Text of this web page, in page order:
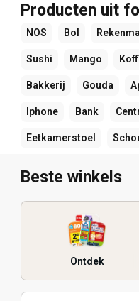
Producten uit
NOS Bol
Sushi Mango
Bakkerij Gouda
Iphone Bank
Eetkamerstoel
Beste winkels
Ontdek